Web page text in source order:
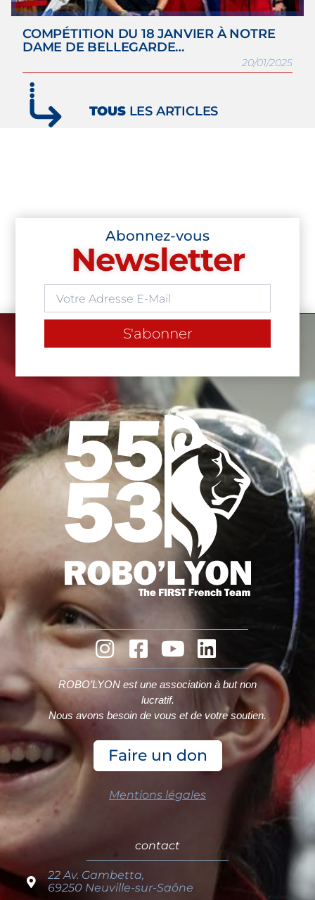
COMPÉTITION DU 18 JANVIER À NOTRE
DAME DE BELLEGARDE…
20/01/2025
TOUSLES ARTICLES
Abonnez-vous
Newsletter
S'abonner
ROBO’LYON est une association à but non
lucratif.
Nous avons besoin de vous et de votre soutien.
Faire un don
Mentions légales
contact
22 Av. Gambetta,
69250 Neuville-sur-Saône